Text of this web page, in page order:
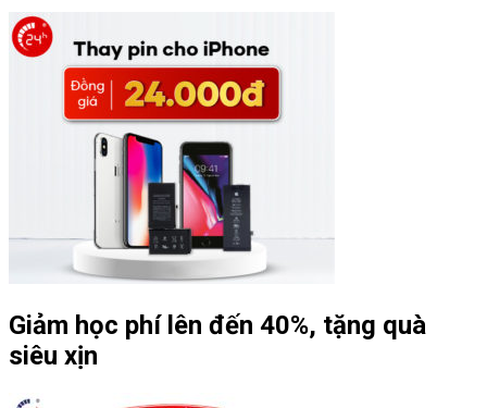
Giảm học phí lên đến 40%, tặng quà
siêu xịn